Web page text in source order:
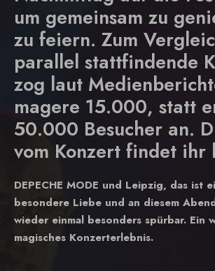
um gemeinsam zu
zu feiern. Zum
parallel stattfindende
zog laut
magere 15.000, statt
50.000 Besucher an.
vom Konzert findet ihr
DEPECHE MODE und Leipzig, das ist
besondere Liebe und an diesem
wieder einmal besonders spürbar. Ein
magisches Konzerterlebnis.